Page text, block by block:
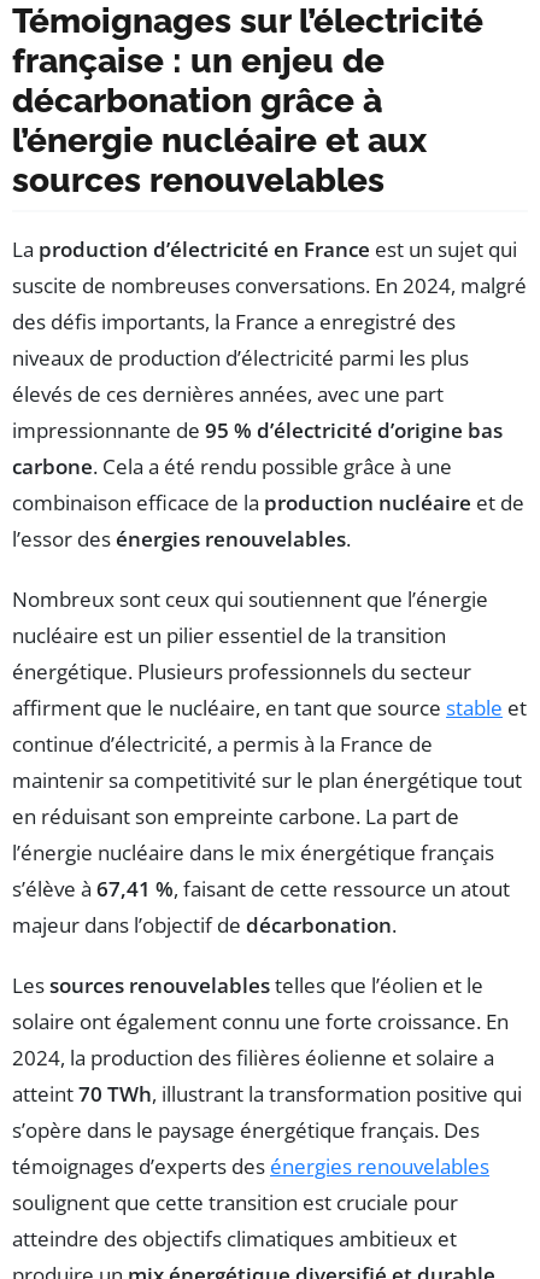
Témoignages sur l’électricité
française : un enjeu de
décarbonation grâce à
l’énergie nucléaire et aux
sources renouvelables
La production d’électricité en France est un sujet qui
suscite de nombreuses conversations. En 2024, malgré
des défis importants, la France a enregistré des
niveaux de production d’électricité parmi les plus
élevés de ces dernières années, avec une part
impressionnante de 95 % d’électricité d’origine bas
carbone. Cela a été rendu possible grâce à une
combinaison efficace de la production nucléaire et de
l’essor desénergies renouvelables.
Nombreux sont ceux qui soutiennent que l’énergie
nucléaire est un pilier essentiel de la transition
énergétique. Plusieurs professionnels du secteur
affirment que le nucléaire, en tant que source stable et
continue d’électricité, a permis à la France de
maintenir sa competitivité sur le plan énergétique tout
en réduisant son empreinte carbone. La part de
l’énergie nucléaire dans le mix énergétique français
s’élève à 67,41 %, faisant de cette ressource un atout
majeur dans l’objectif de décarbonation.
Lessources renouvelablestelles que l’éolien et le
solaire ont également connu une forte croissance. En
2024, la production des filières éolienne et solaire a
atteint70 TWh, illustrant la transformation positive qui
s’opère dans le paysage énergétique français. Des
témoignages d’experts des énergies renouvelables
soulignent que cette transition est cruciale pour
atteindre des objectifs climatiques ambitieux et